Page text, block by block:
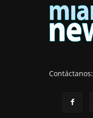
Contáctanos: